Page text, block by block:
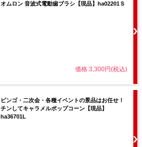
オムロン 音波式電動歯ブラシ【現品】ha02201Ｓ
価格:3,300円(税込)
ビンゴ・二次会・各種イベントの景品はお任せ！
チンしてキャラメルポップコーン【現品】
ha36701L